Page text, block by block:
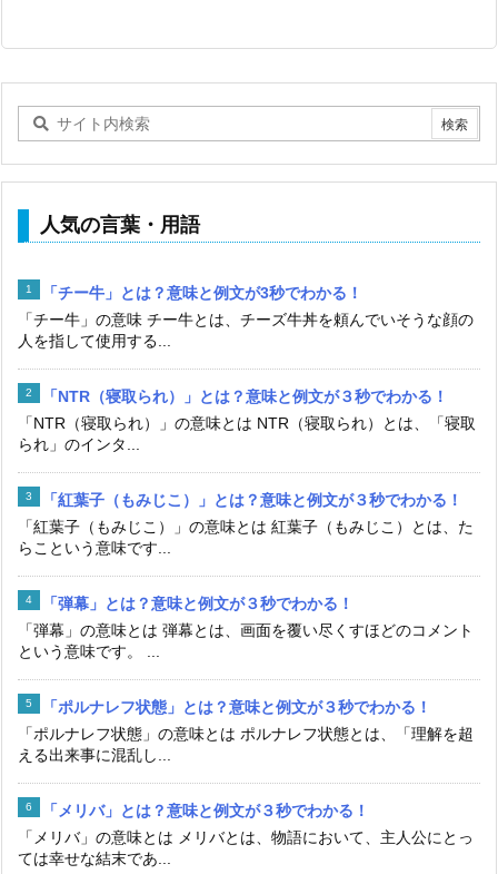
人気の言葉・用語
「チー牛」とは？意味と例文が3秒でわかる！
「チー牛」の意味 チー牛とは、チーズ牛丼を頼んでいそうな顔の
人を指して使用する...
「NTR（寝取られ）」とは？意味と例文が３秒でわかる！
「NTR（寝取られ）」の意味とは NTR（寝取られ）とは、「寝取
られ」のインタ...
「紅葉子（もみじこ）」とは？意味と例文が３秒でわかる！
「紅葉子（もみじこ）」の意味とは 紅葉子（もみじこ）とは、た
らこという意味です...
「弾幕」とは？意味と例文が３秒でわかる！
「弾幕」の意味とは 弾幕とは、画面を覆い尽くすほどのコメント
という意味です。 ...
「ポルナレフ状態」とは？意味と例文が３秒でわかる！
「ポルナレフ状態」の意味とは ポルナレフ状態とは、「理解を超
える出来事に混乱し...
「メリバ」とは？意味と例文が３秒でわかる！
「メリバ」の意味とは メリバとは、物語において、主人公にとっ
ては幸せな結末であ...